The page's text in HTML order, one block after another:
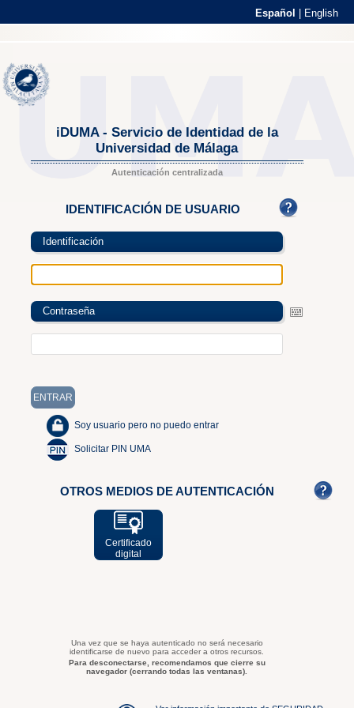
Español English
iDUMA - Servicio de Identidad de la
Universidad de Málaga
Autenticación centralizada
IDENTIFICACIÓN DE USUARIO
Identificación
Contraseña
Soy usuario pero no puedo entrar
Solicitar PIN UMA
OTROS MEDIOS DE AUTENTICACIÓN
Certificado
digital
Una vez que se haya autenticado no será necesario
identificarse de nuevo para acceder a otros recursos.
Para desconectarse, recomendamos que cierre su
navegador (cerrando todas las ventanas).